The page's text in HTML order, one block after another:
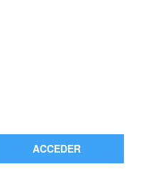
ACCEDER